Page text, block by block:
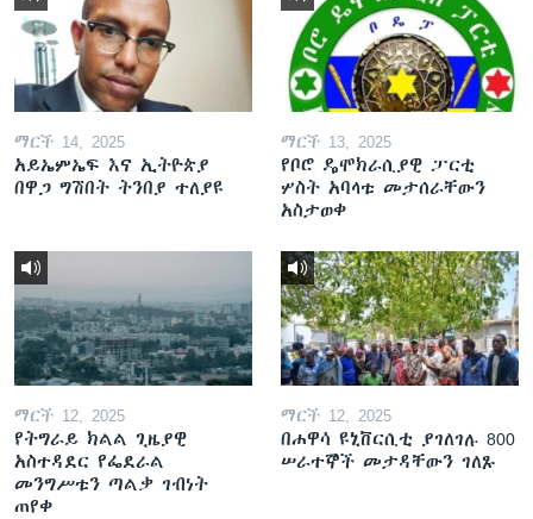
ማርች 14, 2025
አይኤምኤፍ እና ኢትዮጵያ
በዋጋ ግሽበት ትንበያ ተለያዩ
ማርች 13, 2025
የቦሮ ዴሞክራሲያዊ ፓርቲ
ሦስት አባላቱ መታሰራቸውን
አስታወቀ
ማርች 12, 2025
የትግራይ ክልል ጊዜያዊ
አስተዳደር የፌደራል
መንግሥቱን ጣልቃ ገብነት
ጠየቀ
ማርች 12, 2025
በሐዋሳ ዩኒቨርሲቲ ያገለገሉ 800
ሠራተኞች መታዳቸውን ገለጹ